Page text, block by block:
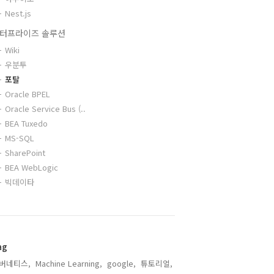
Nest.js
프라이즈 솔루션
Wiki
우분투
포탈
Oracle BPEL
Oracle Service Bus (..
BEA Tuxedo
MS-SQL
SharePoint
BEA WebLogic
빅데이타
네티스, Machine Learning, google, 튜토리얼,